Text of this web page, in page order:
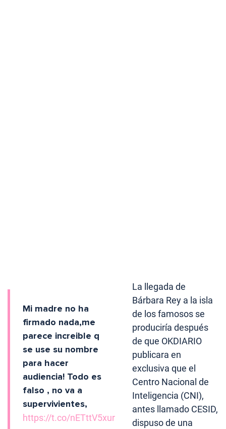
Mi madre no ha
firmado nada,me
parece increible q
se use su nombre
para hacer
audiencia! Todo es
falso , no va a
supervivientes,
https://t.co/nETttV5xur
La llegada de
Bárbara Rey a la isla
de los famosos se
produciría después
de que OKDIARIO
publicara en
exclusiva que el
Centro Nacional de
Inteligencia (CNI),
antes llamado CESID,
dispuso de una